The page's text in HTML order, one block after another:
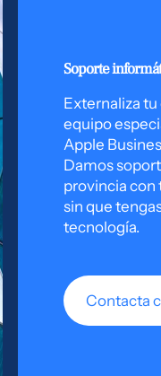
Soporte
Externaliza
equipo
Apple
Damos
provincia con
sin que
tecnología.
Contacta